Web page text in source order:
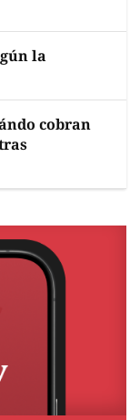
la
cobran